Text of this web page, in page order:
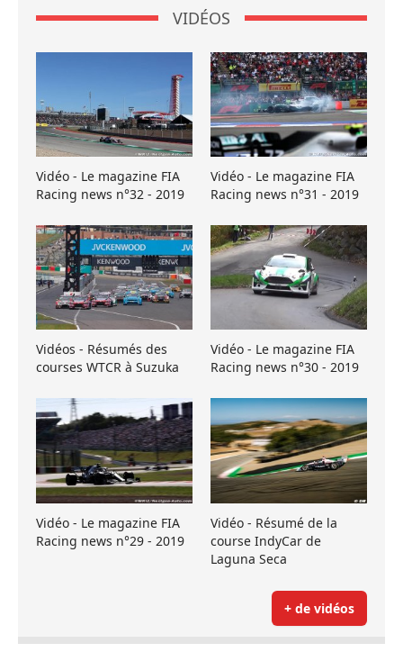
VIDÉOS
Vidéo - Le magazine FIA
Racing news n°32 - 2019
Vidéo - Le magazine FIA
Racing news n°31 - 2019
Vidéos - Résumés des
courses WTCR à Suzuka
Vidéo - Le magazine FIA
Racing news n°30 - 2019
Vidéo - Le magazine FIA
Racing news n°29 - 2019
Vidéo - Résumé de la
course IndyCar de
Laguna Seca
+ de vidéos